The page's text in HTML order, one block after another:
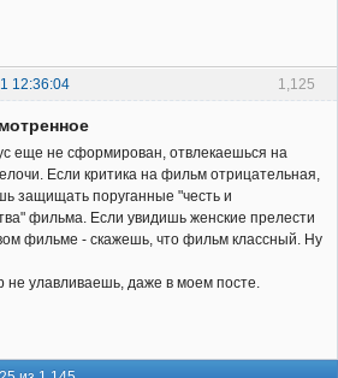
1,125
12:36:04
еще не сформирован, отвлекаешься на
Если критика на фильм отрицательная,
защищать поруганные "честь и
фильма. Если увидишь женские прелести
фильме - скажешь, что фильм классный. Ну
не улавливаешь, даже в моем посте.